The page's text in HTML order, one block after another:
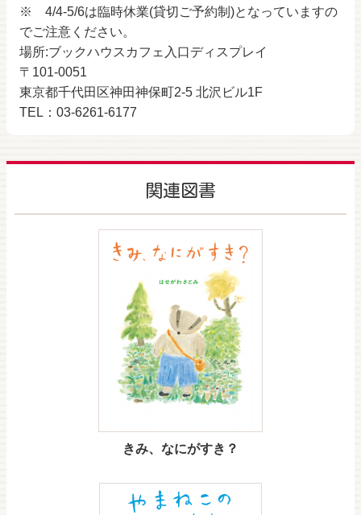
※ 4/4-5/6は臨時休業(貸切ご予約制)となっていますの
でご注意ください。
場所:ブックハウスカフェ入口ディスプレイ
〒101-0051
東京都千代田区神田神保町2-5 北沢ビル1F
TEL：03-6261-6177
関連図書
きみ、なにがすき？